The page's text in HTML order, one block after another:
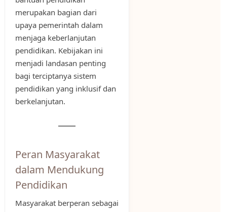
merupakan bagian dari
upaya pemerintah dalam
menjaga keberlanjutan
pendidikan. Kebijakan ini
menjadi landasan penting
bagi terciptanya sistem
pendidikan yang inklusif dan
berkelanjutan.
Peran Masyarakat
dalam Mendukung
Pendidikan
Masyarakat berperan sebagai